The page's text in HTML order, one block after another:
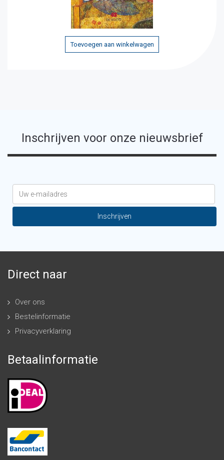
Toevoegen aan winkelwagen
Inschrijven voor onze nieuwsbrief
Direct naar
Over ons
Bestelinformatie
Privacyverklaring
Betaalinformatie